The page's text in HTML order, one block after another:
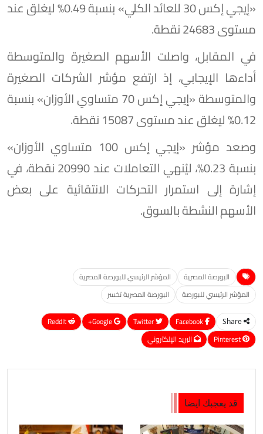
«إيجي إكس 30 للعائد الكلي» بنسبة 0.49% ليغلق عند
مستوى 24683 نقطة.
في المقابل، واصلت الأسهم الصغيرة والمتوسطة
أداءها الإيجابي، إذ ارتفع مؤشر الشركات الصغيرة
والمتوسطة «إيجي إكس 70 متساوي الأوزان» بنسبة
0.12% ليغلق عند مستوى 15087 نقطة.
وصعد مؤشر «إيجي إكس 100 متساوي الأوزان»
بنسبة 0.23%، ليُنهي التعاملات عند 20990 نقطة، في
إشارة إلى استمرار التحركات الانتقائية على بعض
الأسهم النشطة بالسوق.
البورصة المصرية
المؤشر الرئيسي للبورصة المصرية
المؤشر الرئيسي للبورصة
البورصة المصرية تخسر
Share
Google+
ReddIt
Pinterest
البريد الإلكتروني
قد يعجبك ايضا